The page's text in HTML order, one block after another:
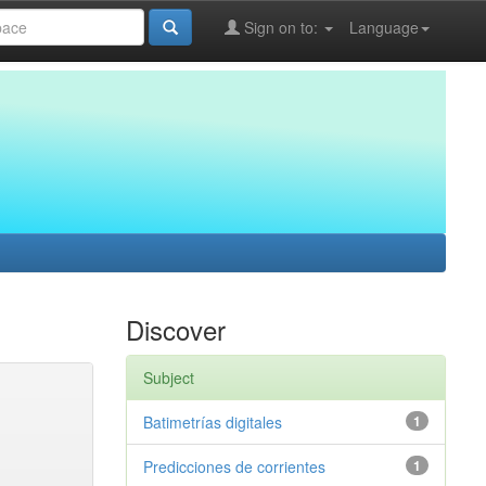
Language
Sign on to:
Discover
Subject
1
Batimetrías digitales
1
Predicciones de corrientes